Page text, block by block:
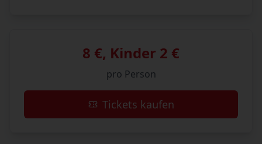
8 €, Kinder 2 €
pro Person
Tickets kaufen